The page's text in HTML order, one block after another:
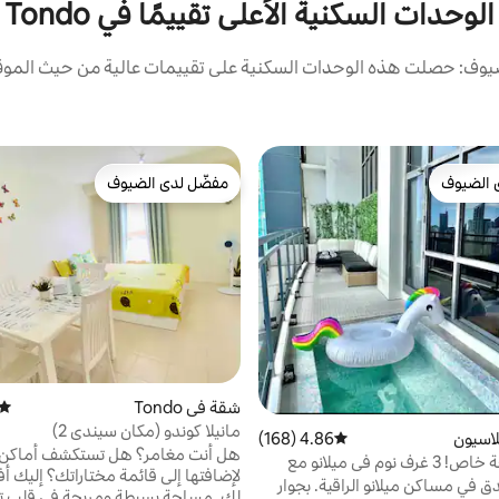
الوحدات السكنية الأعلى تقييمًا في Tondo
حصلت هذه الوحدات السكنية على تقييمات عالية من حيث
الضيوف
الضيوف
متوسط التقييم 4.86 من 5، 168 مراجعات
4.86 (168)
حمام سباحة خاص! 3 غرف نوم في ميلانو مع
وحدة لا تصدق في مساكن ميلانو الراقية. بجوار
مفضّل لدى الضيوف
مفضّل لدى الضيوف
شقة في Tondo
مانيلا كوندو (مكان سيندي 2)
هل أنت مغامر؟ هل تستكشف
لإضافتها إلى قائمة مختاراتك؟